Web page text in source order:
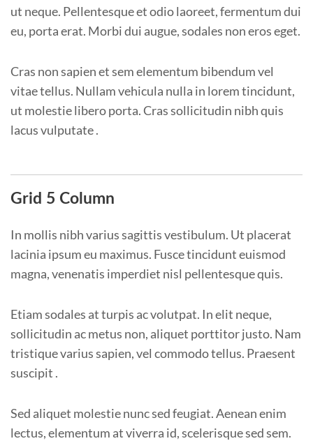
ut neque. Pellentesque et odio laoreet, fermentum dui
eu, porta erat. Morbi dui augue, sodales non eros eget.
Cras non sapien et sem elementum bibendum vel
vitae tellus. Nullam vehicula nulla in lorem tincidunt,
ut molestie libero porta. Cras sollicitudin nibh quis
lacus vulputate .
Grid 5 Column
In mollis nibh varius sagittis vestibulum. Ut placerat
lacinia ipsum eu maximus. Fusce tincidunt euismod
magna, venenatis imperdiet nisl pellentesque quis.
Etiam sodales at turpis ac volutpat. In elit neque,
sollicitudin ac metus non, aliquet porttitor justo. Nam
tristique varius sapien, vel commodo tellus. Praesent
suscipit .
Sed aliquet molestie nunc sed feugiat. Aenean enim
lectus, elementum at viverra id, scelerisque sed sem.